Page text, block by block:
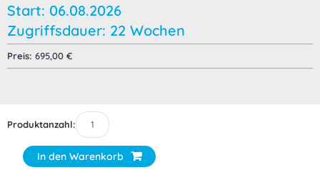
Start: 06.08.2026
Zugriffsdauer: 22 Wochen
Preis: 695,00 €
Produktanzahl:
In den Warenkorb